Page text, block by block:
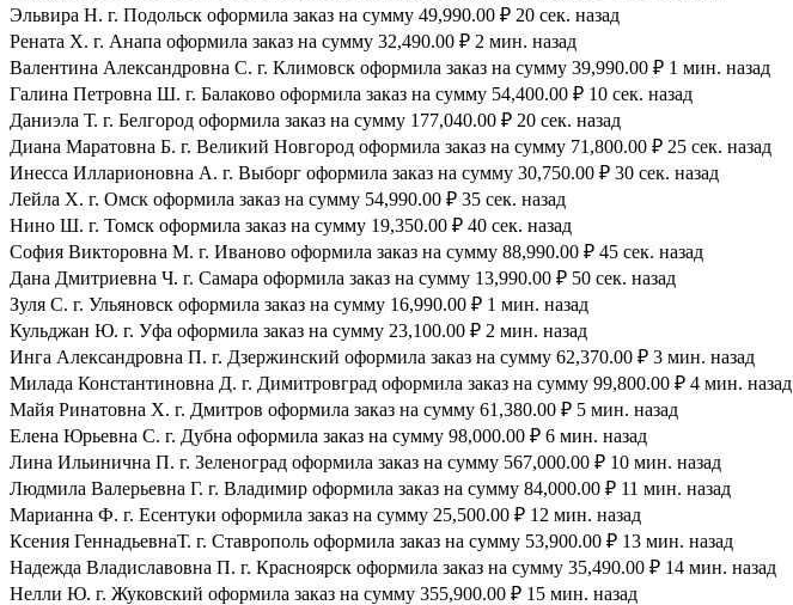
Эльвира Н. г. Подольск оформила заказ на сумму 49,990.00 ₽ 20 сек. назад
Рената Х. г. Анапа оформила заказ на сумму 32,490.00 ₽ 2 мин. назад
Валентина Александровна С. г. Климовск оформила заказ на сумму 39,990.00 ₽ 1 мин. назад
Галина Петровна Ш. г. Балаково оформила заказ на сумму 54,400.00 ₽ 10 сек. назад
Даниэла Т. г. Белгород оформила заказ на сумму 177,040.00 ₽ 20 сек. назад
Диана Маратовна Б. г. Великий Новгород оформила заказ на сумму 71,800.00 ₽ 25 сек. назад
Инесса Илларионовна А. г. Выборг оформила заказ на сумму 30,750.00 ₽ 30 сек. назад
Лейла Х. г. Омск оформила заказ на сумму 54,990.00 ₽ 35 сек. назад
Нино Ш. г. Томск оформила заказ на сумму 19,350.00 ₽ 40 сек. назад
София Викторовна М. г. Иваново оформила заказ на сумму 88,990.00 ₽ 45 сек. назад
Дана Дмитриевна Ч. г. Самара оформила заказ на сумму 13,990.00 ₽ 50 сек. назад
Зуля С. г. Ульяновск оформила заказ на сумму 16,990.00 ₽ 1 мин. назад
Кульджан Ю. г. Уфа оформила заказ на сумму 23,100.00 ₽ 2 мин. назад
Инга Александровна П. г. Дзержинский оформила заказ на сумму 62,370.00 ₽ 3 мин. назад
Милада Константиновна Д. г. Димитровград оформила заказ на сумму 99,800.00 ₽ 4 мин. назад
Майя Ринатовна Х. г. Дмитров оформила заказ на сумму 61,380.00 ₽ 5 мин. назад
Елена Юрьевна С. г. Дубна оформила заказ на сумму 98,000.00 ₽ 6 мин. назад
Лина Ильинична П. г. Зеленоград оформила заказ на сумму 567,000.00 ₽ 10 мин. назад
Людмила Валерьевна Г. г. Владимир оформила заказ на сумму 84,000.00 ₽ 11 мин. назад
Марианна Ф. г. Есентуки оформила заказ на сумму 25,500.00 ₽ 12 мин. назад
Ксения ГеннадьевнаТ. г. Ставрополь оформила заказ на сумму 53,900.00 ₽ 13 мин. назад
Надежда Владиславовна П. г. Красноярск оформила заказ на сумму 35,490.00 ₽ 14 мин. назад
Нелли Ю. г. Жуковский оформила заказ на сумму 355,900.00 ₽ 15 мин. назад